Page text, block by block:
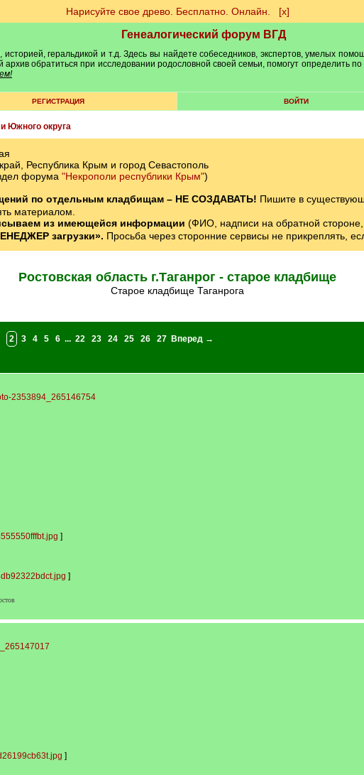
Нарисуйте свое древо. Бесплатно. Онлайн. [х]
Генеалогический форум ВГД
геральдикой и т.д. Здесь вы найдете собеседников, экспертов, умелых
обратиться при исследовании родословной своей семьи, помогут определить
РЕГИСТРАЦИЯ ВОЙТИ
Южного округа
Республика Крым и город Севастополь
форума "Некрополи республики Крым")
по отдельным кладбищам – НЕ СОЗДАВАТЬ! Пишите в
материалом.
из имеющейся информации (ФИО, надписи на обратной
загрузки». Просьба через сторонние сервисы не прикреплять,
Ростовская область г.Таганрог - старое кладбище
Старое кладбище Таганрога
2 3 4 5 6 ... 22 23 24 25 26 27
Вперед →
2353894_265146754
]
]
]